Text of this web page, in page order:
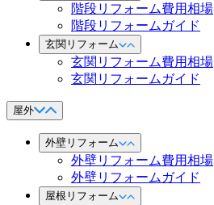
階段リフォーム費用相場
階段リフォームガイド
玄関リフォーム
玄関リフォーム費用相場
玄関リフォームガイド
屋外
外壁リフォーム
外壁リフォーム費用相場
外壁リフォームガイド
屋根リフォーム